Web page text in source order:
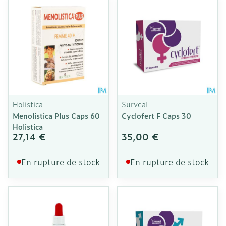
Holistica
Menolistica Plus Caps 60
Holistica
27,14 €
En rupture de stock
Surveal
Cyclofert F Caps 30
35,00 €
En rupture de stock